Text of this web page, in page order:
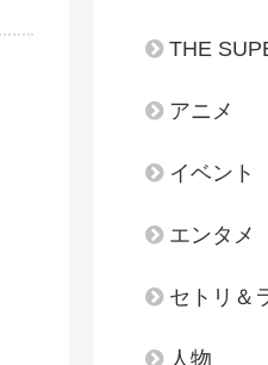
THE
アニメ
イベント
エンタメ
セトリ＆
人物